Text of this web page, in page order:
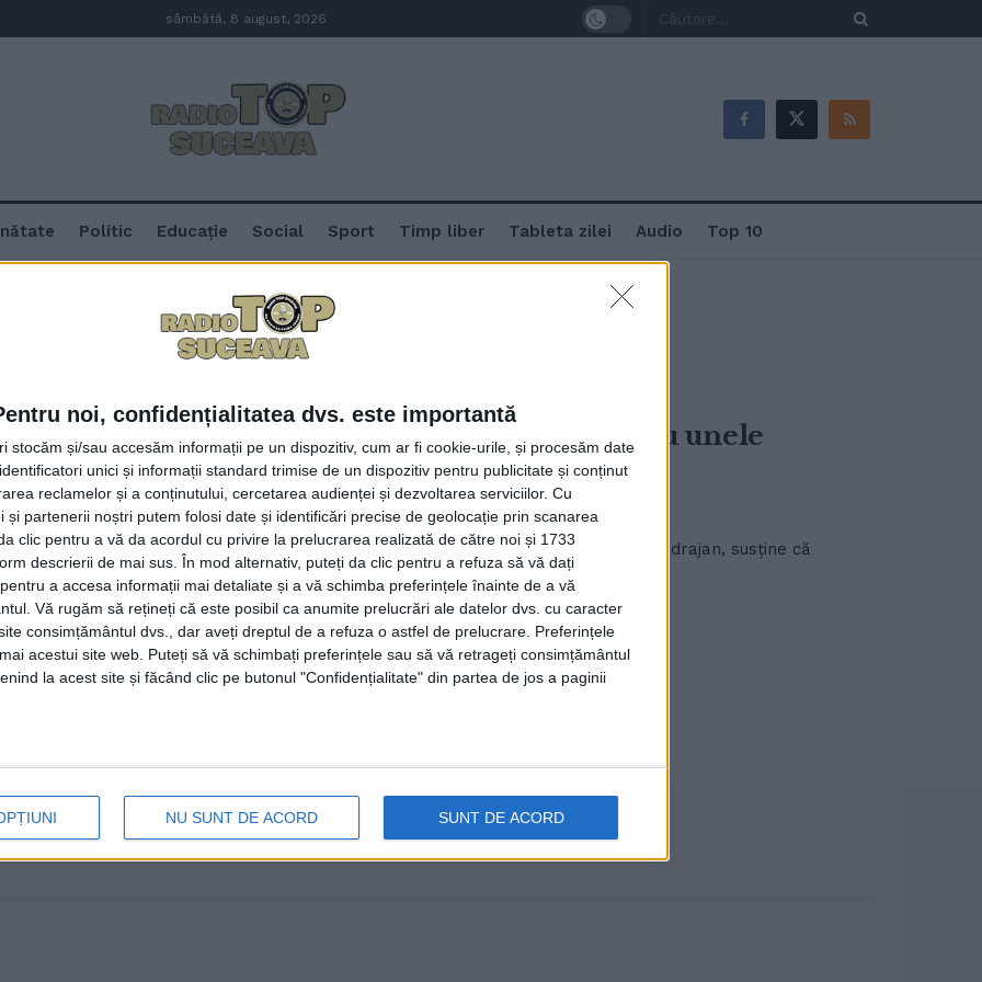
noi, confidențialitatea dvs. este importantă
stocăm și/sau accesăm informații pe un dispozitiv, cum ar fi cookie-urile, și procesăm date
unici și informații standard trimise de un dispozitiv pentru publicitate și conținut
reclamelor și a conținutului, cercetarea audienței și dezvoltarea serviciilor. Cu
și partenerii noștri putem folosi date și identificări precise de geolocație prin scanarea
clic pentru a vă da acordul cu privire la prelucrarea realizată de către noi și 1733
descrierii de mai sus. În mod alternativ, puteți da clic pentru a refuza să vă dați
a accesa informații mai detaliate și a vă schimba preferințele înainte de a vă
Vă rugăm să rețineți că este posibil ca anumite prelucrări ale datelor dvs. cu caracter
consimțământul dvs., dar aveți dreptul de a refuza o astfel de prelucrare. Preferințele
acestui site web. Puteți să vă schimbați preferințele sau să vă retrageți consimțământul
la acest site și făcând clic pe butonul "Confidențialitate" din partea de jos a paginii
NU SUNT DE ACORD SUNT DE ACORD
sâmbătă, 8 august, 2026
Politic Educație Social Sport Timp liber Tableta zilei Audio Top 10
Dr. Badrajan: Obligativitatea vaccinării pentru unele
categorii, justă
23 SEPTEMBRIE, 2021
Secretarul general al Colegiului Medicilor Suceava, medicul de familie Irina Badrajan, susține că
numărul pacienților hotărîți să se vaccineze anti-COVID ...